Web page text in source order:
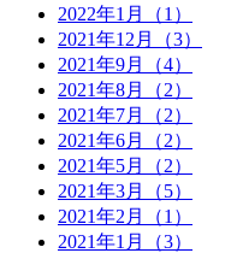
2022年1月（1）
2021年12月（3）
2021年9月（4）
2021年8月（2）
2021年7月（2）
2021年6月（2）
2021年5月（2）
2021年3月（5）
2021年2月（1）
2021年1月（3）